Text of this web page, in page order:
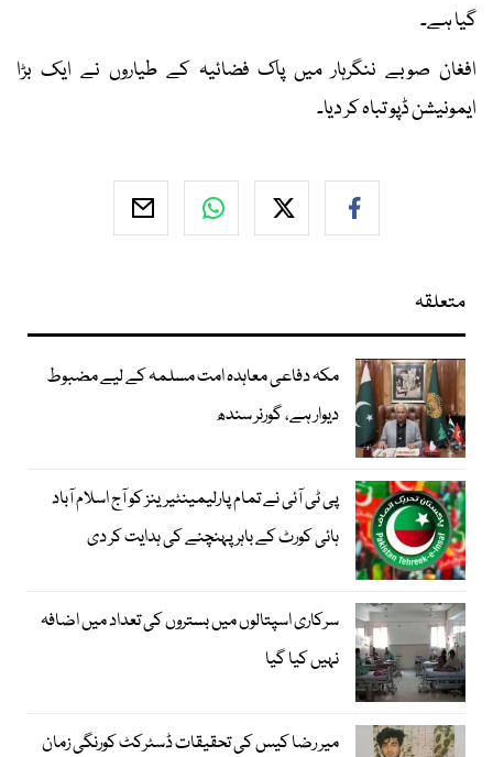
گیا ہے۔
افغان صوبے ننگرہار میں پاک فضائیہ کے طیاروں نے ایک بڑا
ایمونیشن ڈپو تباہ کر دیا۔
متعلقہ
مکہ دفاعی معاہدہ امت مسلمہ کے لیے مضبوط
دیوار ہے، گورنر سندھ
پی ٹی آئی نے تمام پارلیمینٹیرینز کو آج اسلام آباد
ہائی کورٹ کے باہر پہنچنے کی ہدایت کر دی
سرکاری اسپتالوں میں بستروں کی تعداد میں اضافہ
نہیں کیا گیا
میر رضا کیس کی تحقیقات ڈسٹرکٹ کورنگی زمان